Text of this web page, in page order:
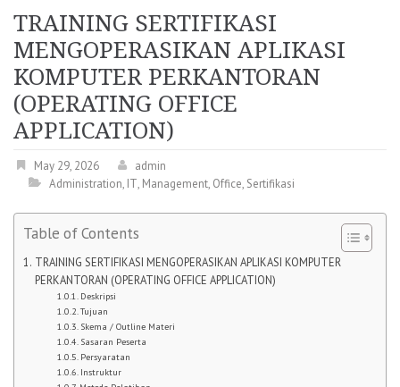
TRAINING SERTIFIKASI
MENGOPERASIKAN APLIKASI
KOMPUTER PERKANTORAN
(OPERATING OFFICE
APPLICATION)
May 29, 2026
admin
Administration, IT, Management, Office, Sertifikasi
Table of Contents
TRAINING SERTIFIKASI MENGOPERASIKAN APLIKASI KOMPUTER
PERKANTORAN (OPERATING OFFICE APPLICATION)
Deskripsi
Tujuan
Skema / Outline Materi
Sasaran Peserta
Persyaratan
Instruktur